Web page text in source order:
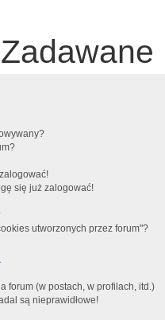
się już zalogować!
utworzonych przez forum"?
forum (w postach, w profilach, itd.)
są nieprawidłowe!